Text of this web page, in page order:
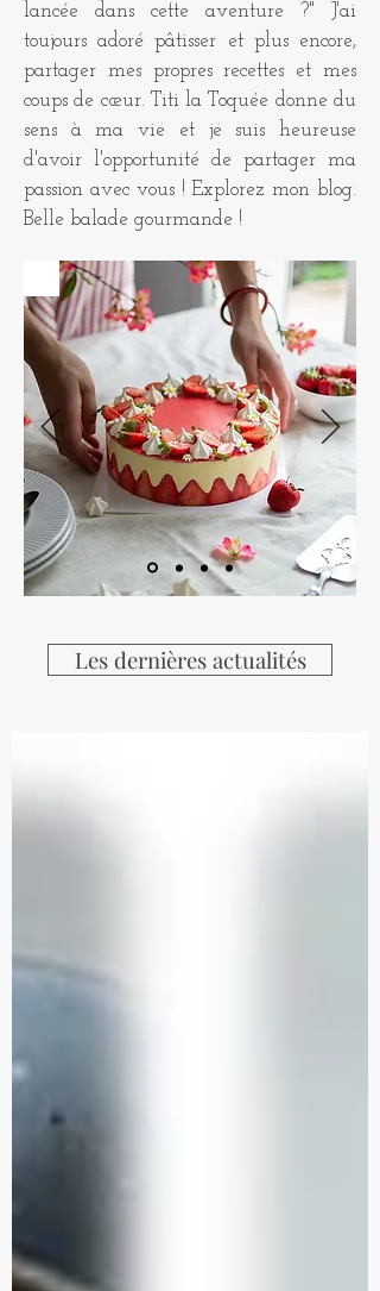
lancée dans cette aventure ?" J'ai
toujours adoré pâtisser et plus encore,
partager mes propres recettes et mes
coups de cœur. Titi la Toquée donne du
sens à ma vie et je suis heureuse
d'avoir l'opportunité de partager ma
passion avec vous ! Explorez mon blog.
Belle balade gourmande !
Les dernières actualités